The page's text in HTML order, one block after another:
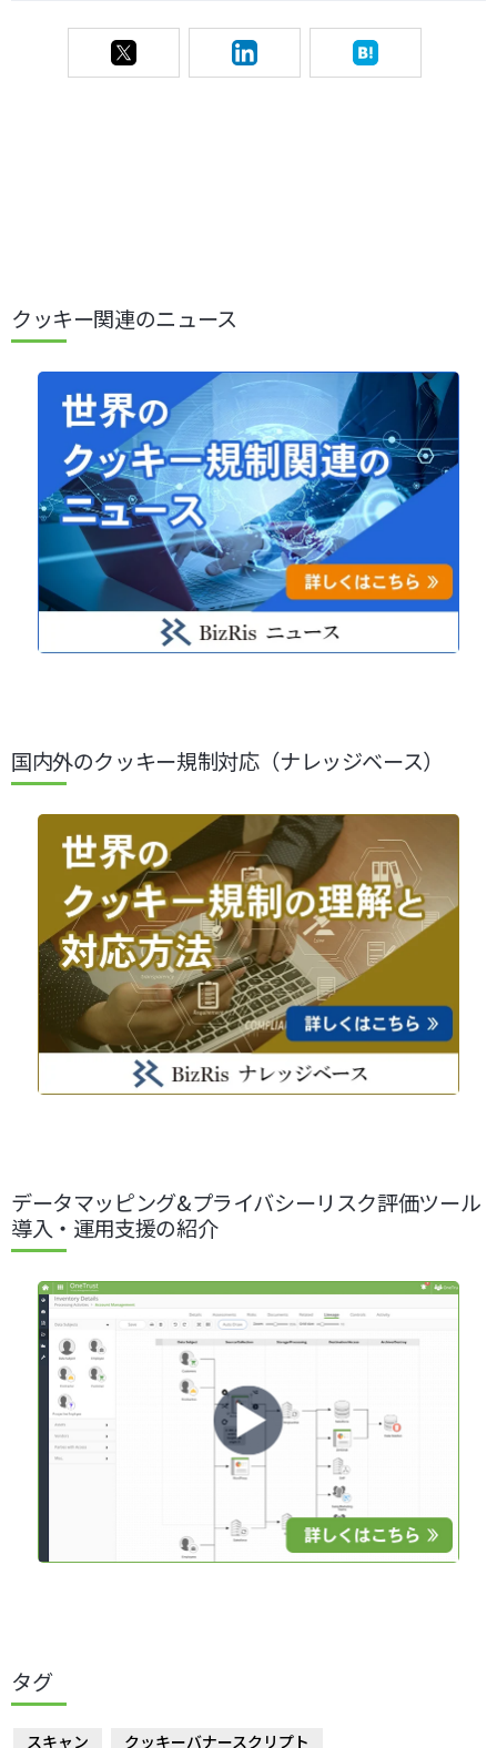
クッキー関連のニュース
国内外のクッキー規制対応（ナレッジベース）
データマッピング&プライバシーリスク評価ツール
導入・運用支援の紹介
タグ
スキャン クッキーバナースクリプト